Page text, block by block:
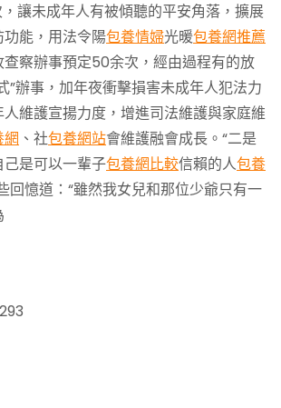
讓未成年人有被傾聽的平安角落，擴展
功能，用法令陽包養情婦光暖包養網推薦
察辦事預定50余次，經由過程有的放
”辦事，加年夜衝擊損害未成年人犯法力
維護宣揚力度，增進司法維護與家庭維
網 、社包養網站會維護融會成長。“二是
是可以一輩子包養網比較信賴的人包養
回憶道：“雖然我女兒和那位少爺只有一